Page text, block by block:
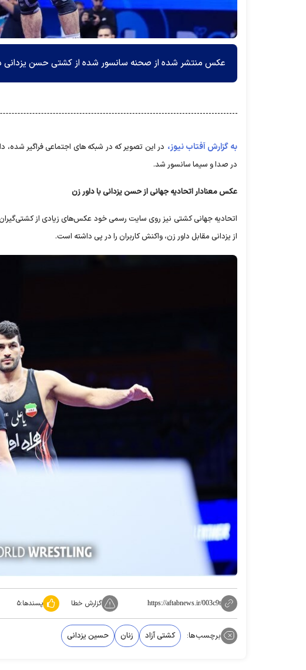
عکس منتشر شده از صحنه سانسور شده از کشتی حسن یزدانی در
به گزارش آفتاب نیوز،
در صدا و سیما سانسور شد.
عکس معنادار اتحادیه جهانی از حسن یزدانی با داور زن
اتحادیه جهانی کشتی نیز روی سایت رسمی خود عکس‌های زیادی از
از یزدانی مقابل داور زن، واکنش کاربران را در پی داشته است.
https://aftabnews.ir/003c9t گزارش خطا پسندها:۵
برچسب‌ها: کشتی آزاد زنان حسین یزدانی